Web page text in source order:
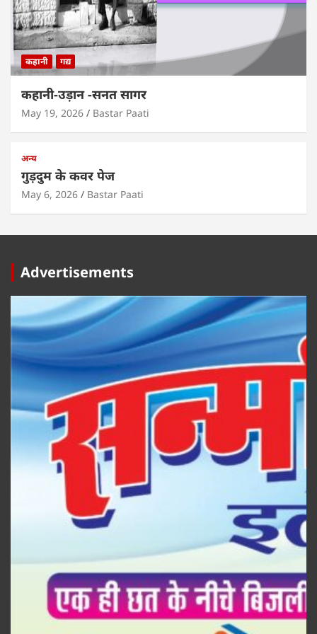
कहानी गद्य
कहानी-उड़ान -सनत सागर
May 19, 2026 Bastar Paati
अन्य
गुड़दुम के कवर पेज
May 6, 2026 Bastar Paati
Advertisements